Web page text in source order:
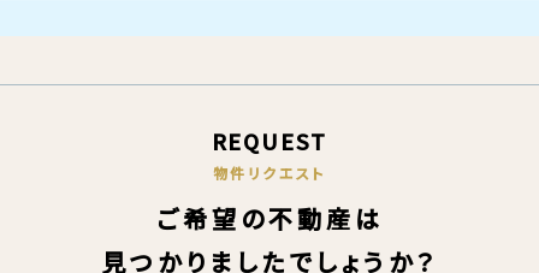
REQUEST
物件リクエスト
ご希望の不動産は
見つかりましたでしょうか？